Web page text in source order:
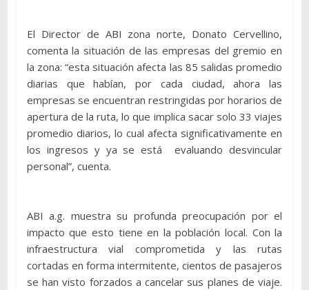
El Director de ABI zona norte, Donato Cervellino,
comenta la situación de las empresas del gremio en
la zona: “esta situación afecta las 85 salidas promedio
diarias que habían, por cada ciudad, ahora las
empresas se encuentran restringidas por horarios de
apertura de la ruta, lo que implica sacar solo 33 viajes
promedio diarios, lo cual afecta significativamente en
los ingresos y ya se está evaluando desvincular
personal”, cuenta.
ABI a.g. muestra su profunda preocupación por el
impacto que esto tiene en la población local. Con la
infraestructura vial comprometida y las rutas
cortadas en forma intermitente, cientos de pasajeros
se han visto forzados a cancelar sus planes de viaje.